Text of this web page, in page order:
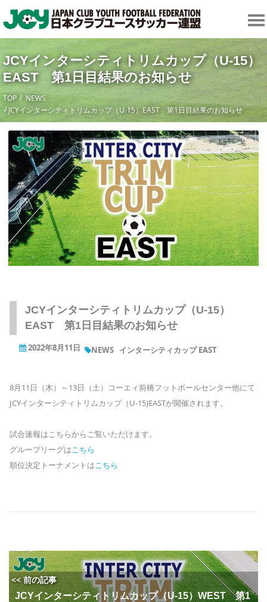
JCYインターシティトリムカップ（U-15）
EAST 第1日目結果のお知らせ
TOP
NEWS
JCYインターシティトリムカップ（U-15）EAST 第1日目結果のお知らせ
JCYインターシティトリムカップ（U-15）
EAST 第1日目結果のお知らせ
2022年8月11日 NEWS インターシティカップ EAST
8月11日（木）～13日（土）コーエィ前橋フットボールセンター他にて
JCYインターシティトリムカップ（U-15)EASTが開催されます。
試合速報はこちらからご覧いただけます。
グループリーグはこちら
順位決定トーナメントはこちら
<< 前の記事
JCYインターシティトリムカップ（U-15）WEST 第1